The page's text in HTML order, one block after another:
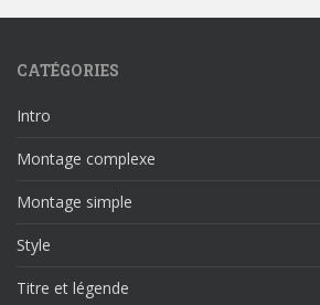
CATÉGORIES
Intro
Montage complexe
Montage simple
Style
Titre et légende